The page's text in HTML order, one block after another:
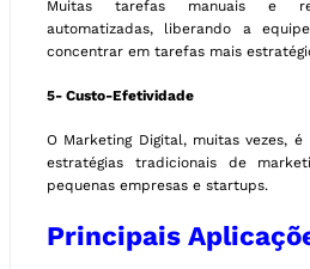
Muitas tarefas manuais e
automatizadas, liberando a
concentrar em tarefas mais
5- Custo-Efetividade
O Marketing Digital, muitas vezes,
estratégias tradicionais de
pequenas empresas e startups.
Principais